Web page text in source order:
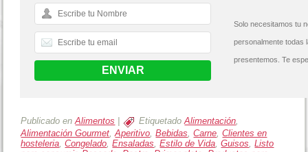
Solo necesitamos tu
personalmente todas
presentemos. Te
Publicado en Alimentos Etiquetado Alimentación,
Alimentación Gourmet ,Aperitivo ,Bebidas ,Carne ,Clientes en
hosteleria ,Congelado ,Ensaladas ,Estilo de Vida ,Guisos ,Listo